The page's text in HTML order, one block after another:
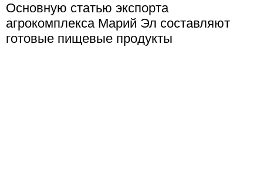
Основную статью экспорта
агрокомплекса Марий Эл составляют
готовые пищевые продукты